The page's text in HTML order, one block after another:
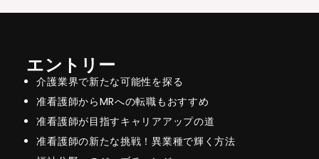
エントリー
介護業界で新たな可能性を探る
准看護師からMRへの転職もおすすめ
准看護師が目指すキャリアアップの道
准看護師の新たな挑戦！異業種で輝く方法